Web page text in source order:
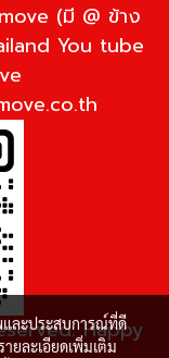
(มี @ ข้าง
You tube
Happy
และประสบการณ์ที่ดี
ยละเอียดเพิ่มเติม